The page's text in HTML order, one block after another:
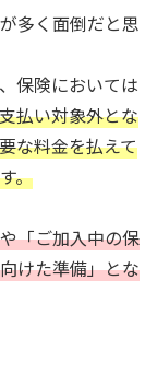
多く面倒だと思
保険においては
払い対象外とな
な料金を払えて
。
「ご加入中の保
けた準備」とな